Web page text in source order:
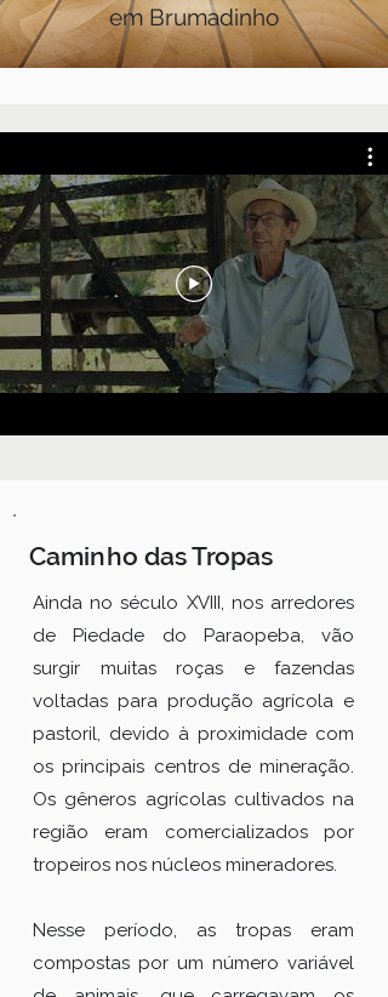
em Brumadinho
Caminho das Tropas
Ainda no século XVIII, nos arredores
de Piedade do Paraopeba, vão
surgir muitas roças e fazendas
voltadas para produção agrícola e
pastoril, devido à proximidade com
os principais centros de mineração.
Os gêneros agrícolas cultivados na
região eram comercializados por
tropeiros nos núcleos mineradores.
Nesse período, as tropas eram
compostas por um número variável